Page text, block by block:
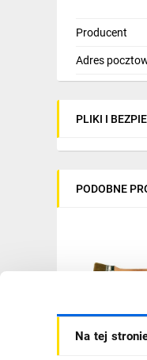
Na tej
Producent
Adres
PLIKI I
PODOBNE
Pędzel
Home Tools